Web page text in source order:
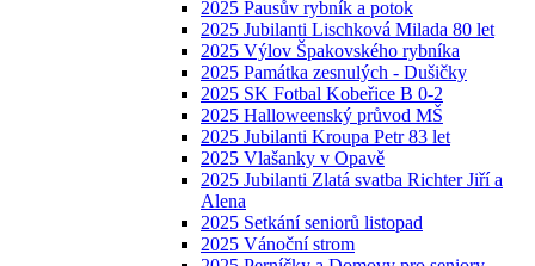
2025 Pausův rybník a potok
2025 Jubilanti Lischková Milada 80 let
2025 Výlov Špakovského rybníka
2025 Památka zesnulých - Dušičky
2025 SK Fotbal Kobeřice B 0-2
2025 Halloweenský průvod MŠ
2025 Jubilanti Kroupa Petr 83 let
2025 Vlašanky v Opavě
2025 Jubilanti Zlatá svatba Richter Jiří a
Alena
2025 Setkání seniorů listopad
2025 Vánoční strom